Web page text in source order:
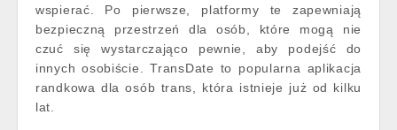
wspierać. Po pierwsze, platformy te zapewniają
bezpieczną przestrzeń dla osób, które mogą nie
czuć się wystarczająco pewnie, aby podejść do
innych osobiście. TransDate to popularna aplikacja
randkowa dla osób trans, która istnieje już od kilku
lat.